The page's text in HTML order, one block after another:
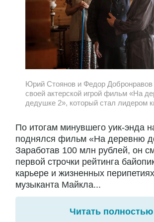
Юрий Стоянов и Федор Добронравов
своей актерской игрой фильм «На
дедушке 2», который стал лидером
По итогам минувшего уик-энда
поднялся фильм «На деревню
Заработав 100 млн рублей, он
первой строчки рейтинга
карьере и жизненных
музыканта Майкла...
Читать полностью